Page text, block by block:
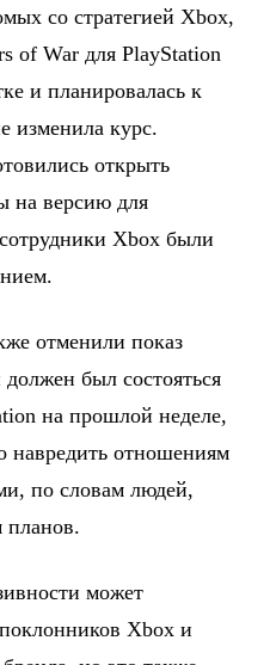
со стратегией Xbox,
of War для PlayStation
и планировалась к
изменила курс.
открыть
на версию для
Xbox были
отменили показ
был состояться
на прошлой неделе,
навредить отношениям
по словам людей,
планов.
может
Xbox и